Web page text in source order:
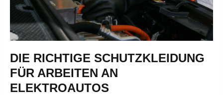
DIE RICHTIGE SCHUTZKLEIDUNG
FÜR ARBEITEN AN
ELEKTROAUTOS